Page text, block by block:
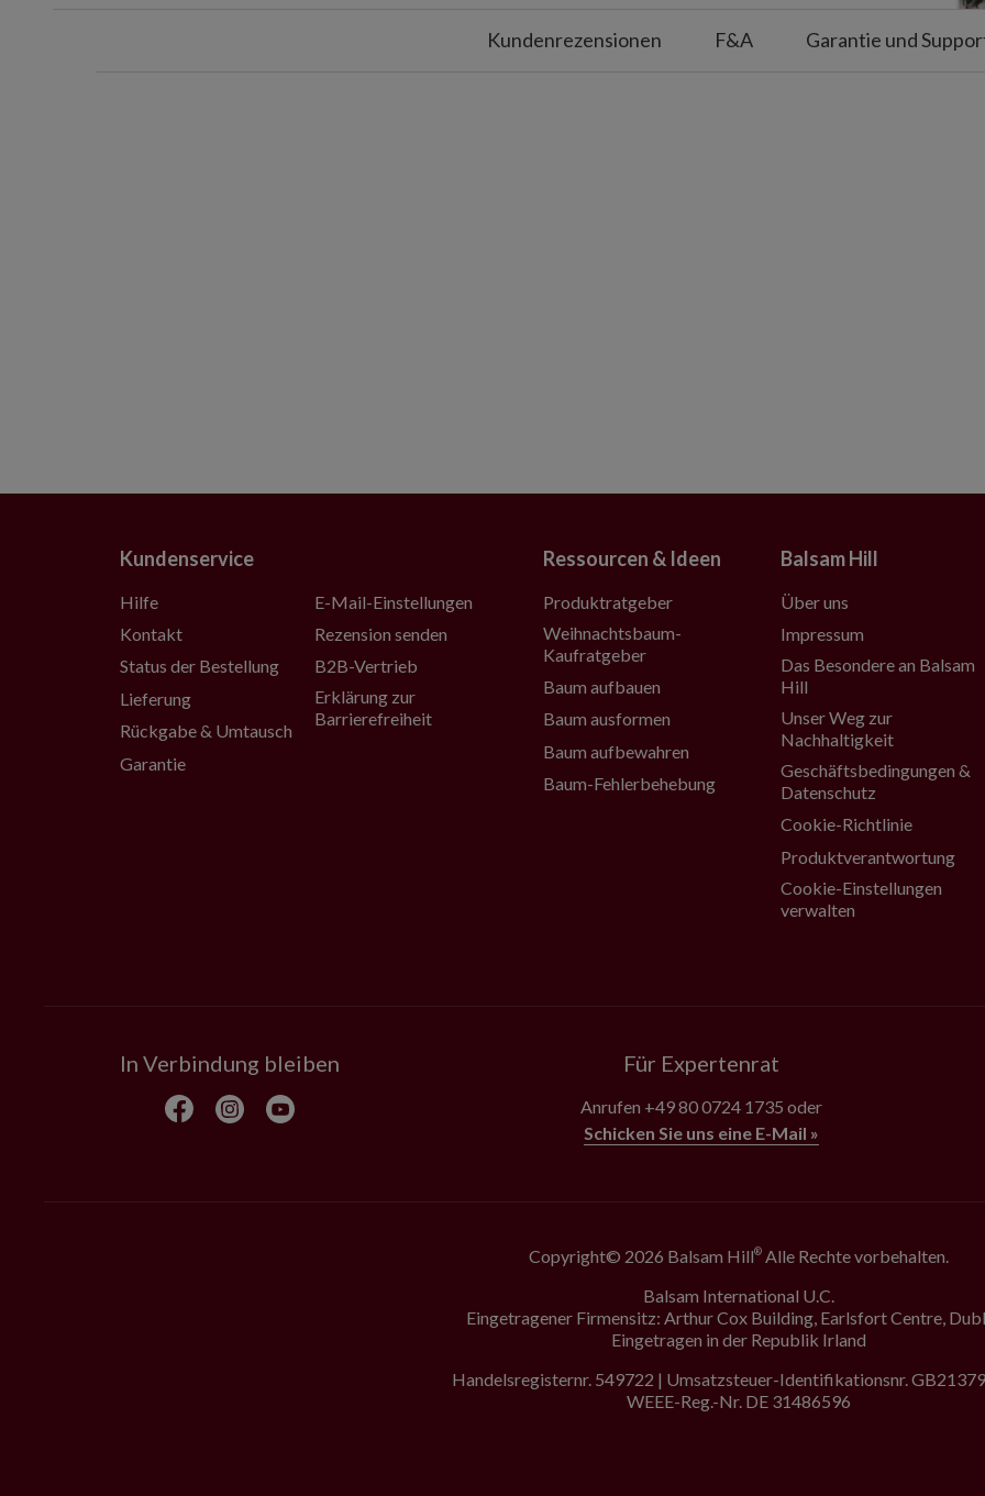
Kundenrezensionen F&A Garantie und
Kundenservice
Hilfe
Kontakt
Status der Bestellung
Lieferung
Rückgabe & Umtausch
Garantie
E-Mail-Einstellungen
Rezension senden
B2B-Vertrieb
Erklärung zur
Barrierefreiheit
Ressourcen & Ideen
Produktratgeber
Weihnachtsbaum-
Kaufratgeber
Baum aufbauen
Baum ausformen
Baum aufbewahren
Baum-Fehlerbehebung
Balsam Hill
Über uns
Impressum
Das Besondere an Balsam
Hill
Unser Weg zur
Nachhaltigkeit
Geschäftsbedingungen &
Datenschutz
Cookie-Richtlinie
Produktverantwortung
Cookie-Einstellungen
verwalten
In Verbindung bleiben Für Expertenrat
Anrufen +49 80 0724 1735 oder
Schicken Sie uns eine E-Mail »
Copyright© 2026 Balsam Hill® Alle Rechte vorbehalten.
Balsam International U.C.
Eingetragener Firmensitz: Arthur Cox Building, Earlsfort Centre,
Eingetragen in der Republik Irland
Handelsregisternr. 549722 | Umsatzsteuer-Identifikationsnr.
WEEE-Reg.-Nr. DE 31486596